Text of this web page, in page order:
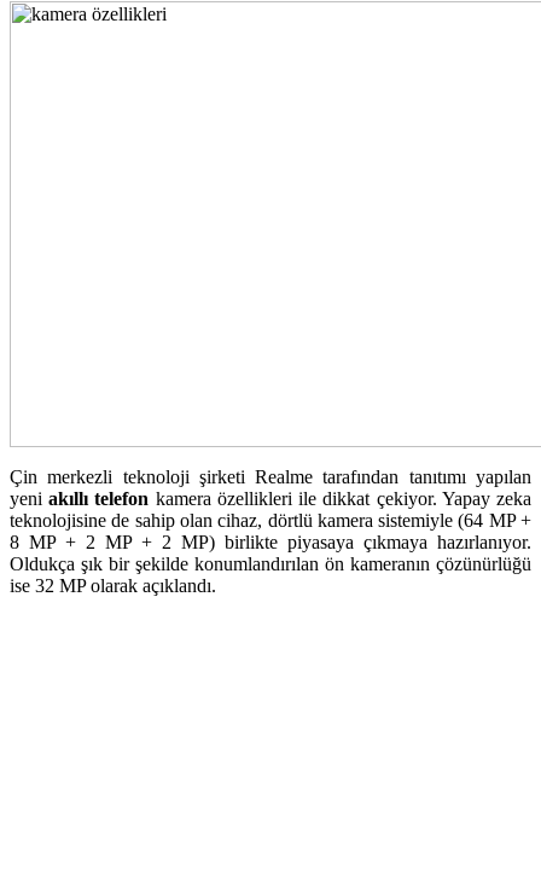
Çin merkezli teknoloji şirketi Realme tarafından tanıtımı yapılan
yeniakıllı telefon kamera özellikleri ile dikkat çekiyor. Yapay zeka
teknolojisine de sahip olan cihaz, dörtlü kamera sistemiyle (64 MP +
8 MP + 2 MP + 2 MP) birlikte piyasaya çıkmaya hazırlanıyor.
Oldukça şık bir şekilde konumlandırılan ön kameranın çözünürlüğü
ise 32 MP olarak açıklandı.